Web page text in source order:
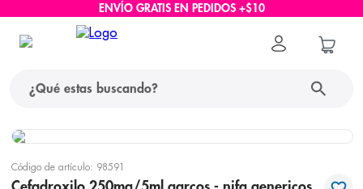
ENVÍO GRATIS EN PEDIDOS +$10
Código de artículo: 98591
términos más buscados
1. protector solar